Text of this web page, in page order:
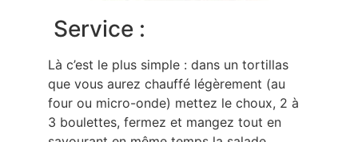
Service :
Là c’est le plus simple : dans un tortillas
que vous aurez chauffé légèrement (au
four ou micro-onde) mettez le choux, 2 à
3 boulettes, fermez et mangez tout en